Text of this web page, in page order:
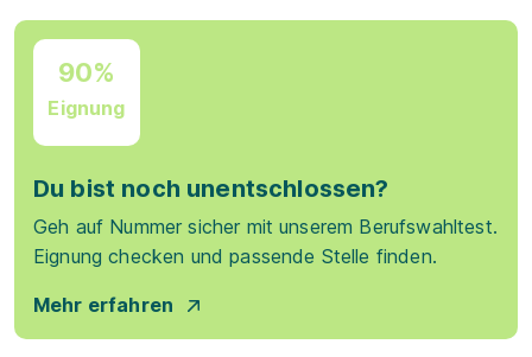
90%
Eignung
Du bist noch unentschlossen?
Geh auf Nummer sicher mit unserem Berufswahltest.
Eignung checken und passende Stelle finden.
Mehr erfahren